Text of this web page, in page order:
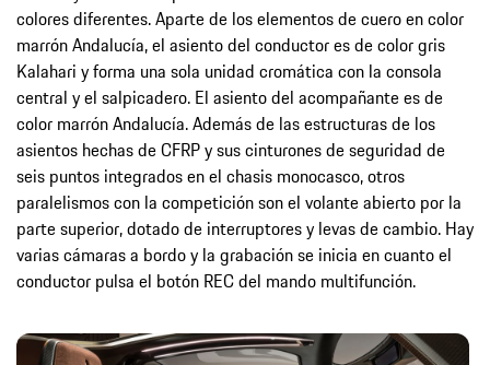
colores diferentes. Aparte de los elementos de cuero en color
marrón Andalucía, el asiento del conductor es de color gris
Kalahari y forma una sola unidad cromática con la consola
central y el salpicadero. El asiento del acompañante es de
color marrón Andalucía. Además de las estructuras de los
asientos hechas de CFRP y sus cinturones de seguridad de
seis puntos integrados en el chasis monocasco, otros
paralelismos con la competición son el volante abierto por la
parte superior, dotado de interruptores y levas de cambio. Hay
varias cámaras a bordo y la grabación se inicia en cuanto el
conductor pulsa el botón REC del mando multifunción.